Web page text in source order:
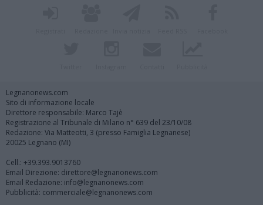
Legnanonews.com
Sito di informazione locale
Direttore responsabile: Marco Tajè
Registrazione al Tribunale di Milano n° 639 del 23/10/08
Redazione: Via Matteotti, 3 (presso Famiglia Legnanese)
20025 Legnano (MI)
Cell.: +39.393.9013760
Email Direzione: direttore@legnanonews.com
Email Redazione: info@legnanonews.com
Pubblicità: commerciale@legnanonews.com